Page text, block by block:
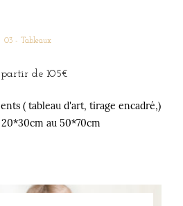
03 - Tableaux
de 105€
( tableau d'art, tirage encadré,)
au 50*70cm